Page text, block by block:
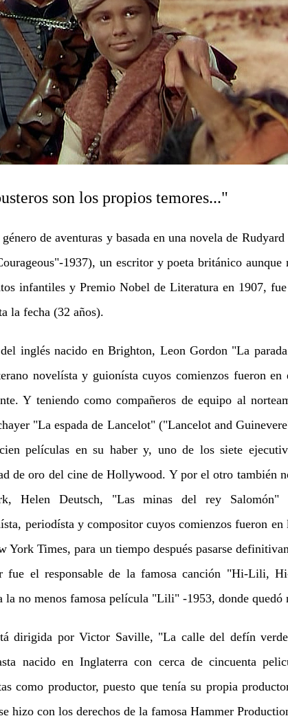
son los propios temores..."
de aventuras y basada en una novela de
1937), un escritor y poeta británico aunque
infantiles y Premio Nobel de Literatura en 1907,
la fecha (32 años).
inglés nacido en Brighton, Leon Gordon "La
novelísta y guionísta cuyos comienzos fueron
Y teniendo como compañeros de equipo al
"La espada de Lancelot" ("Lancelot and
películas en su haber y, uno de los siete
de oro del cine de Hollywood. Y por el otro también
Helen Deutsch, "Las minas del rey Salomón"
periodísta y compositor cuyos comienzos fueron
York Times, para un tiempo después pasarse
fue el responsable de la famosa canción "Hi-Lili,
la no menos famosa película "Lili" -1953, donde quedó
dirigida por Victor Saville, "La calle del defín
nacido en Inglaterra con cerca de cincuenta
como productor, puesto que tenía su propia
hizo con los derechos de la famosa Hammer